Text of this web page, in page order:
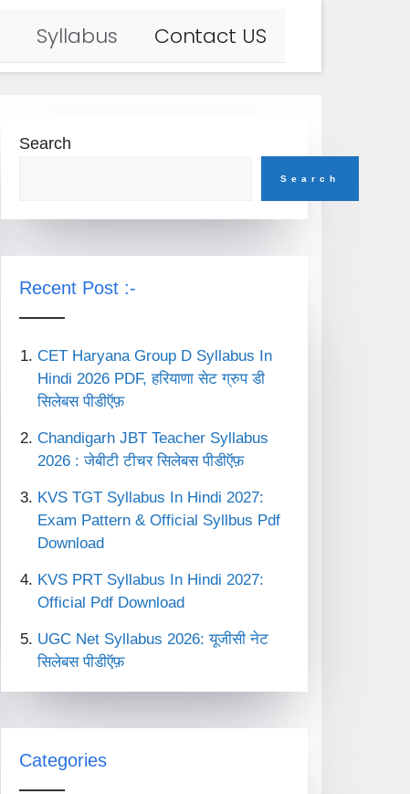
Syllabus Contact US
Search
Search
Recent Post :-
CET Haryana Group D Syllabus In
Hindi 2026 PDF, हरियाणा सेट ग्रुप डी
सिलेबस पीडीऍफ़
Chandigarh JBT Teacher Syllabus
2026 : जेबीटी टीचर सिलेबस पीडीऍफ़
KVS TGT Syllabus In Hindi 2027:
Exam Pattern & Official Syllbus Pdf
Download
KVS PRT Syllabus In Hindi 2027:
Official Pdf Download
UGC Net Syllabus 2026: यूजीसी नेट
सिलेबस पीडीऍफ़
Categories